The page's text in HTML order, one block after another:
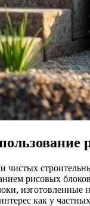
чистых
рисовых
как у